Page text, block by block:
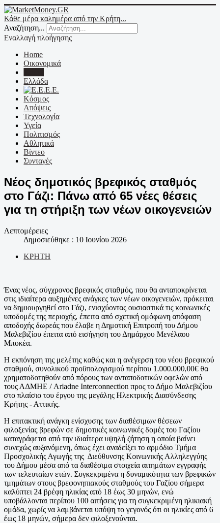
Κάθε μέρα καλημέρα από την Κρήτη...
Αναζήτηση...
Εναλλαγή πλοήγησης
Home
Οικονομικά
Ελλάδα
Ε.Ε.
Κόσμος
Απόψεις
Τεχνολογία
Υγεία
Πολιτισμός
Αθλητικά
Βίντεο
Συνταγές
Νέος δημοτικός βρεφικός σταθμός
στο Γάζι: Πάνω από 65 νέες θέσεις
για τη στήριξη των νέων οικογενειών
Λεπτομέρειες
Δημοσιεύθηκε : 10 Ιουνίου 2026
ΚΡΗΤΗ
Ένας νέος, σύγχρονος βρεφικός σταθμός, που θα ανταποκρίνεται
στις ιδιαίτερα αυξημένες ανάγκες των νέων οικογενειών, πρόκειται
να δημιουργηθεί στο Γάζι, ενισχύοντας ουσιαστικά τις κοινωνικές
υποδομές της περιοχής, έπειτα από σχετική ομόφωνη απόφαση
αποδοχής δωρεάς που έλαβε η Δημοτική Επιτροπή του Δήμου
Μαλεβιζίου έπειτα από εισήγηση του Δημάρχου Μενέλαου
Μποκέα.
Η εκπόνηση της μελέτης καθώς και η ανέγερση του νέου βρεφικού
σταθμού, συνολικού προϋπολογισμού περίπου 1.000.000,00€ θα
χρηματοδοτηθούν από πόρους των ανταποδοτικών οφελών από
τους ΑΔΜΗΕ / Ariadne Interconnection προς το Δήμο Μαλεβιζίου
στο πλαίσιο του έργου της μεγάλης Ηλεκτρικής Διασύνδεσης
Κρήτης - Αττικής.
Η επιτακτική ανάγκη ενίσχυσης των διαθέσιμων θέσεων
φιλοξενίας βρεφών σε δημοτικές κοινωνικές δομές του Γαζίου
καταγράφεται από την ιδιαίτερα υψηλή ζήτηση η οποία βαίνει
συνεχώς αυξανόμενη, όπως έχει αναδείξει το αρμόδιο Τμήμα
Προσχολικής Αγωγής της Διεύθυνσης Κοινωνικής Αλληλεγγύης
του Δήμου μέσα από τα διαθέσιμα στοιχεία αιτημάτων εγγραφής
των τελευταίων ετών. Συγκεκριμένα η δυναμικότητα των βρεφικών
τμημάτων στους βρεφονηπιακούς σταθμούς του Γαζίου σήμερα
καλύπτει 24 βρέφη ηλικίας από 18 έως 30 μηνών, ενώ
υποβάλλονται περίπου 100 αιτήσεις για τη συγκεκριμένη ηλικιακή
ομάδα, χωρίς να λαμβάνεται υπόψη το γεγονός ότι οι ηλικίες από 6
έως 18 μηνών, σήμερα δεν φιλοξενούνται.